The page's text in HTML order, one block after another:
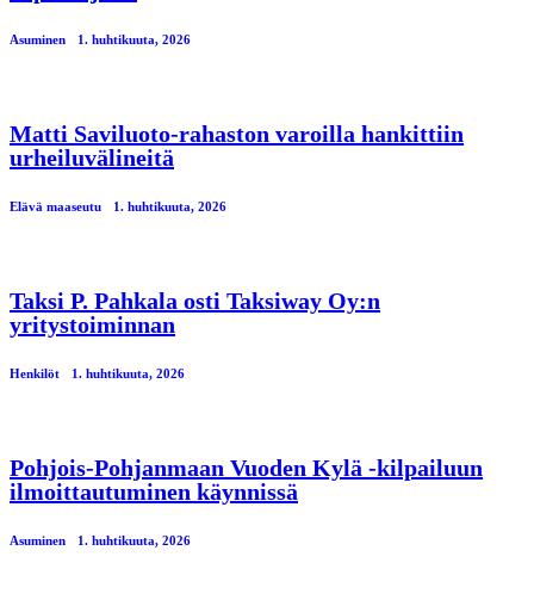
Asuminen 1. huhtikuuta, 2026
Matti Saviluoto-rahaston varoilla hankittiin
urheiluvälineitä
Elävä maaseutu 1. huhtikuuta, 2026
Taksi P. Pahkala osti Taksiway Oy:n
yritystoiminnan
Henkilöt 1. huhtikuuta, 2026
Pohjois-Pohjanmaan Vuoden Kylä -kilpailuun
ilmoittautuminen käynnissä
Asuminen 1. huhtikuuta, 2026